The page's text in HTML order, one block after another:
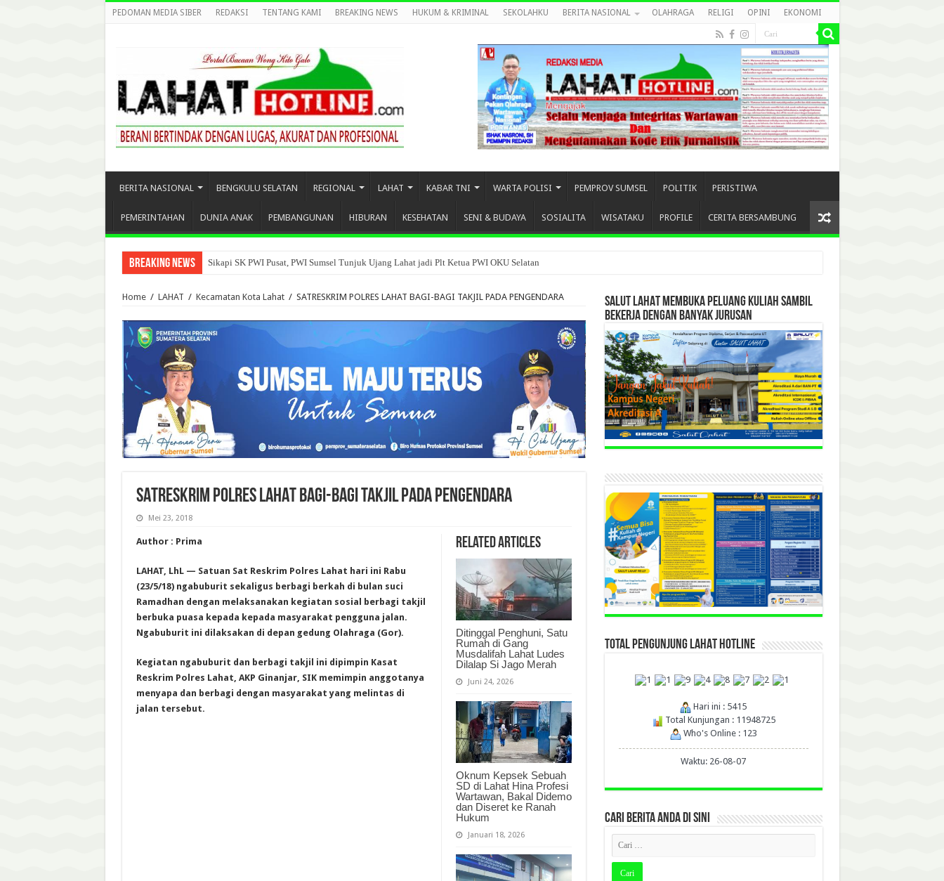
PEDOMAN MEDIA SIBER REDAKSI TENTANG KAMI BREAKING NEWS HUKUM & KRIMINAL SEKOLAHKU BERITA NASIONAL OLAHRAGA RELIGI OPINI EKONOMI
BERITA NASIONAL BENGKULU SELATAN REGIONAL LAHAT KABAR TNI WARTA POLISI PEMPROV SUMSEL POLITIK PERISTIWA
PEMERINTAHAN DUNIA ANAK PEMBANGUNAN HIBURAN KESEHATAN SENI & BUDAYA SOSIALITA WISATAKU PROFILE CERITA BERSAMBUNG
Breaking News Sikapi SK PWI Pusat, PWI Sumsel Tunjuk Ujang Lahat jadi Plt Ketua PWI OKU Selatan
Home / LAHAT / Kecamatan Kota Lahat / SATRESKRIM POLRES LAHAT BAGI-BAGI TAKJIL PADA PENGENDARA
SATRESKRIM POLRES LAHAT BAGI-BAGI TAKJIL PADA PENGENDARA
Mei 23, 2018
Related Articles
Ditinggal Penghuni, Satu
Rumah di Gang
Musdalifah Lahat Ludes
Dilalap Si Jago Merah
Juni 24, 2026
Oknum Kepsek Sebuah
SD di Lahat Hina Profesi
Wartawan, Bakal Didemo
dan Diseret ke Ranah
Hukum
Januari 18, 2026
Author : Prima
LAHAT, LhL — Satuan Sat Reskrim Polres Lahat hari ini Rabu
(23/5/18) ngabuburit sekaligus berbagi berkah di bulan suci
Ramadhan dengan melaksanakan kegiatan sosial berbagi takjil
berbuka puasa kepada kepada masyarakat pengguna jalan.
Ngabuburit ini dilaksakan di depan gedung Olahraga (Gor).
Kegiatan ngabuburit dan berbagi takjil ini dipimpin Kasat
Reskrim Polres Lahat, AKP Ginanjar, SIK memimpin anggotanya
menyapa dan berbagi dengan masyarakat yang melintas di
jalan tersebut.
SALUT LAHAT MEMBUKA PELUANG KULIAH SAMBIL
BEKERJA DENGAN BANYAK JURUSAN
TOTAL PENGUNJUNG LAHAT HOTLINE
Hari ini : 5415
Total Kunjungan : 11948725
Who's Online : 123
Waktu: 26-08-07
CARI BERITA ANDA DI SINI